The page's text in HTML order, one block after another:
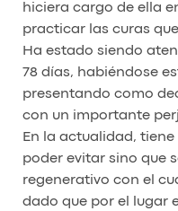
hiciera cargo de ella
practicar las curas
Ha estado siendo
78 días, habiéndose
presentando como
con un importante
En la actualidad,
poder evitar sino que
regenerativo con el
dado que por el lugar